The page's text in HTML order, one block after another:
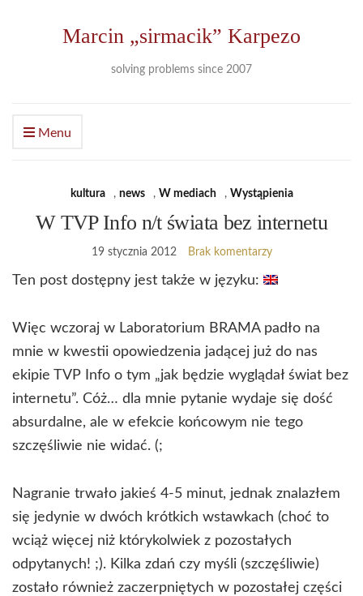
Marcin „sirmacik” Karpezo
solving problems since 2007
Menu
kultura , news , W mediach , Wystąpienia
W TVP Info n/t świata bez internetu
19 stycznia 2012 Brak komentarzy
Ten post dostępny jest także w języku:
Więc wczoraj w Laboratorium BRAMA padło na
mnie w kwestii opowiedzenia jadącej już do nas
ekipie TVP Info o tym „jak będzie wyglądał świat bez
internetu”. Cóż… dla mnie pytanie wydaje się dość
absurdalne, ale w efekcie końcowym nie tego
szczęśliwie nie widać. (;
Nagranie trwało jakieś 4-5 minut, jednak znalazłem
się jedynie w dwóch krótkich wstawkach (choć to
wciąż więcej niż którykolwiek z pozostałych
odpytanych! ;). Kilka zdań czy myśli (szczęśliwie)
zostało również zaczerpniętych w pozostałej części